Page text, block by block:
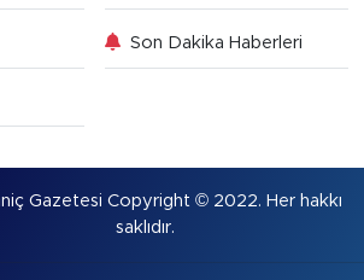
Son Dakika Haberleri
Gazetesi Copyright © 2022. Her hakkı
saklıdır.